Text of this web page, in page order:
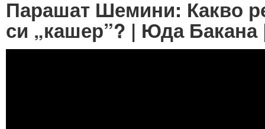
Парашат Шемини: Какво
си „кашер”? | Юда Бакана